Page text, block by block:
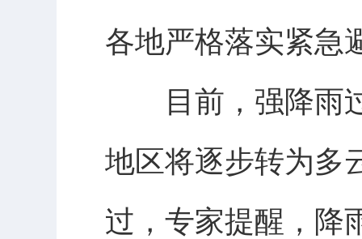
各地严格落实紧急
目前，强降雨过
地区将逐步转为多
过，专家提醒，降